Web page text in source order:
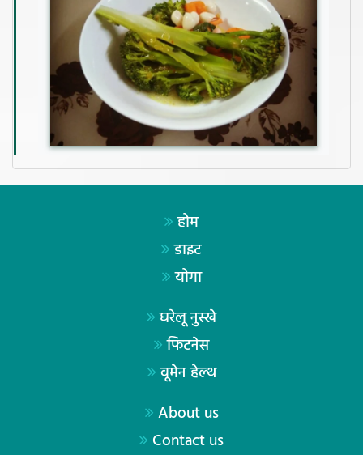
होम
डाइट
योगा
घरेलू नुस्खे
फिटनेस
वूमेन हेल्थ
About us
Contact us